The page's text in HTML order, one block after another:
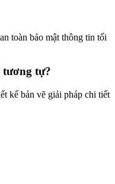
toàn bảo mật thông tin tối
tương tự?
kế bản vẽ giải pháp chi tiết